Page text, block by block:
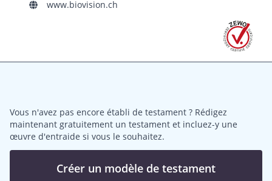
www.biovision.ch
Vous n'avez pas encore établi de testament ? Rédigez
maintenant gratuitement un testament et incluez-y une
œuvre d'entraide si vous le souhaitez.
Créer un modèle de testament